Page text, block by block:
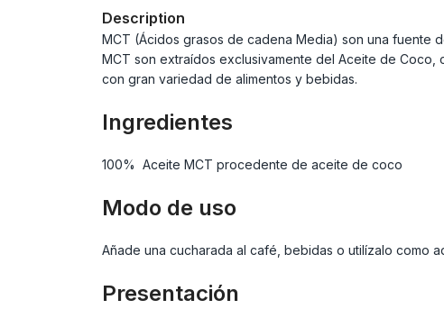
Description
MCT (Ácidos grasos de cadena Media) son una fuente
MCT son extraídos exclusivamente del Aceite de Coco,
con gran variedad de alimentos y bebidas.
Ingredientes
100% Aceite MCT procedente de aceite de coco
Modo de uso
Añade una cucharada al café, bebidas o utilízalo como
Presentación